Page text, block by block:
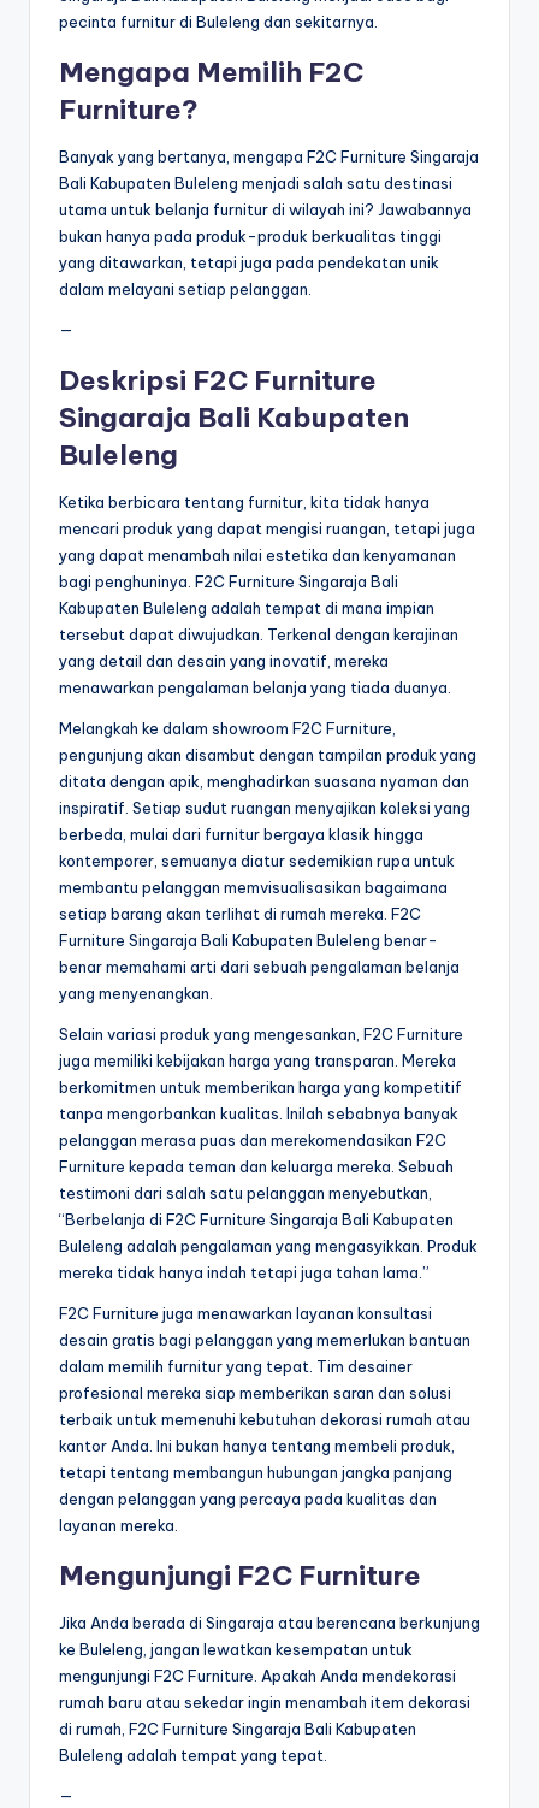
pecinta furnitur di Buleleng dan sekitarnya.
Mengapa Memilih F2C
Furniture?
Banyak yang bertanya, mengapa F2C Furniture Singaraja
Bali Kabupaten Buleleng menjadi salah satu destinasi
utama untuk belanja furnitur di wilayah ini? Jawabannya
bukan hanya pada produk-produk berkualitas tinggi
yang ditawarkan, tetapi juga pada pendekatan unik
dalam melayani setiap pelanggan.
—
Deskripsi F2C Furniture
Singaraja Bali Kabupaten
Buleleng
Ketika berbicara tentang furnitur, kita tidak hanya
mencari produk yang dapat mengisi ruangan, tetapi juga
yang dapat menambah nilai estetika dan kenyamanan
bagi penghuninya. F2C Furniture Singaraja Bali
Kabupaten Buleleng adalah tempat di mana impian
tersebut dapat diwujudkan. Terkenal dengan kerajinan
yang detail dan desain yang inovatif, mereka
menawarkan pengalaman belanja yang tiada duanya.
Melangkah ke dalam showroom F2C Furniture,
pengunjung akan disambut dengan tampilan produk yang
ditata dengan apik, menghadirkan suasana nyaman dan
inspiratif. Setiap sudut ruangan menyajikan koleksi yang
berbeda, mulai dari furnitur bergaya klasik hingga
kontemporer, semuanya diatur sedemikian rupa untuk
membantu pelanggan memvisualisasikan bagaimana
setiap barang akan terlihat di rumah mereka. F2C
Furniture Singaraja Bali Kabupaten Buleleng benar-
benar memahami arti dari sebuah pengalaman belanja
yang menyenangkan.
Selain variasi produk yang mengesankan, F2C Furniture
juga memiliki kebijakan harga yang transparan. Mereka
berkomitmen untuk memberikan harga yang kompetitif
tanpa mengorbankan kualitas. Inilah sebabnya banyak
pelanggan merasa puas dan merekomendasikan F2C
Furniture kepada teman dan keluarga mereka. Sebuah
testimoni dari salah satu pelanggan menyebutkan,
“Berbelanja di F2C Furniture Singaraja Bali Kabupaten
Buleleng adalah pengalaman yang mengasyikkan. Produk
mereka tidak hanya indah tetapi juga tahan lama.”
F2C Furniture juga menawarkan layanan konsultasi
desain gratis bagi pelanggan yang memerlukan bantuan
dalam memilih furnitur yang tepat. Tim desainer
profesional mereka siap memberikan saran dan solusi
terbaik untuk memenuhi kebutuhan dekorasi rumah atau
kantor Anda. Ini bukan hanya tentang membeli produk,
tetapi tentang membangun hubungan jangka panjang
dengan pelanggan yang percaya pada kualitas dan
layanan mereka.
Mengunjungi F2C Furniture
Jika Anda berada di Singaraja atau berencana berkunjung
ke Buleleng, jangan lewatkan kesempatan untuk
mengunjungi F2C Furniture. Apakah Anda mendekorasi
rumah baru atau sekedar ingin menambah item dekorasi
di rumah, F2C Furniture Singaraja Bali Kabupaten
Buleleng adalah tempat yang tepat.
—